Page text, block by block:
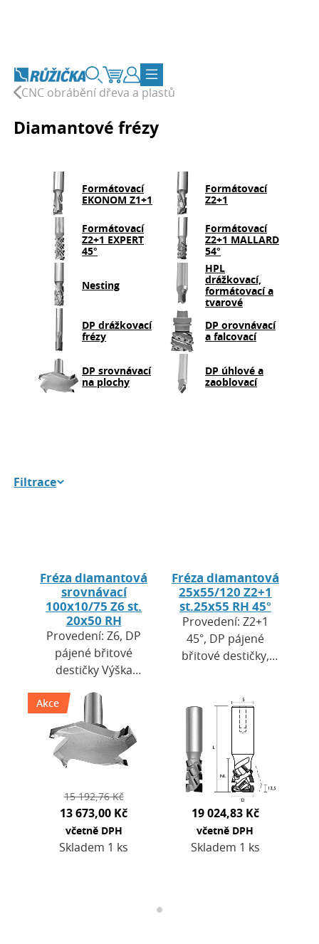
Vyhledávání
KošíkZákaznický účet
Přepnout navigaci
CNC obrábění dřeva a plastů
Diamantové frézy
Formátovací
EKONOM Z1+1
Formátovací
Z2+1
Formátovací
Z2+1 EXPERT
45°
Formátovací
Z2+1 MALLARD
54°
Nesting
HPL
drážkovací,
formátovací a
tvarové
DP drážkovací
frézy
DP orovnávací
a falcovací
DP srovnávací
na plochy
DP úhlové a
zaoblovací
Filtrace
Fréza diamantová
srovnávací
100x10/75 Z6 st.
20x50 RH
Provedení: Z6, DP
pájené břitové
destičky Výška
mm. Použití: pro
CNC obráběcí
centra a horní
frézky. …
Akce
15 192,76 Kč
13 673,00 Kč
včetně DPH
Skladem 1 ks
Fréza diamantová
25x55/120 Z2+1
st.25x55 RH 45°
Provedení: Z2+1
45°, DP pájené
břitové destičky,
4,0 mm. Použití: pro
CNC obráběcí…
19 024,83 Kč
včetně DPH
Skladem 1 ks